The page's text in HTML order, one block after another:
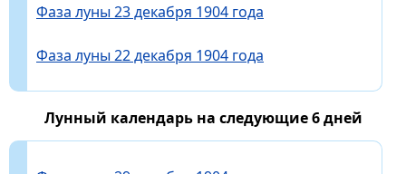
Фаза луны 23 декабря 1904 года
Фаза луны 22 декабря 1904 года
Лунный календарь на следующие 6 дней